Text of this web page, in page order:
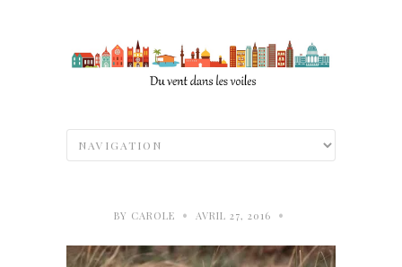
BY CAROLE • AVRIL 27, 2016 •